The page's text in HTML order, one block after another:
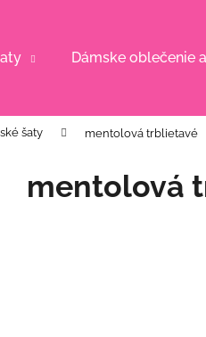
Dámske oblečenie
šaty mentolová trblietavé
mentolová